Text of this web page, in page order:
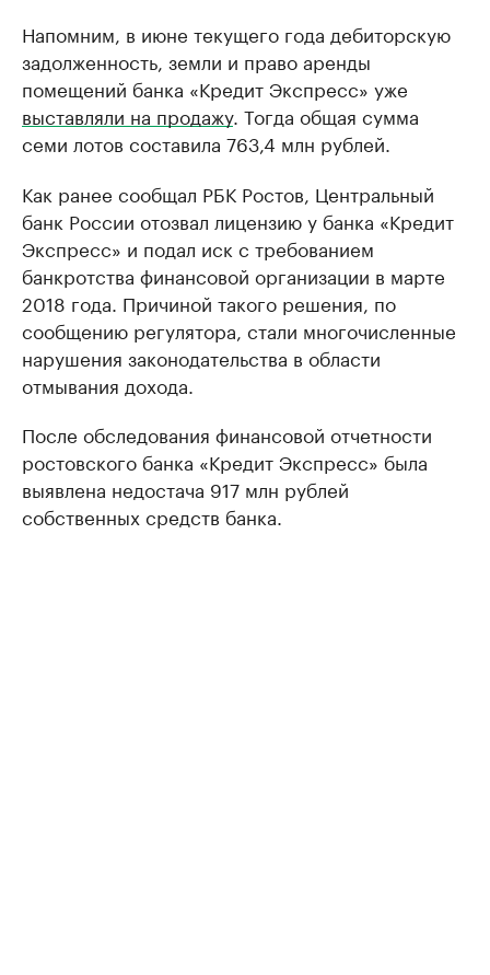
Напомним, в июне текущего года дебиторскую
задолженность, земли и право аренды
помещений банка «Кредит Экспресс» уже
выставляли на продажу. Тогда общая сумма
семи лотов составила 763,4 млн рублей.
Как ранее сообщал РБК Ростов, Центральный
банк России отозвал лицензию у банка «Кредит
Экспресс» и подал иск с требованием
банкротства финансовой организации в марте
2018 года. Причиной такого решения, по
сообщению регулятора, стали многочисленные
нарушения законодательства в области
отмывания дохода.
После обследования финансовой отчетности
ростовского банка «Кредит Экспресс» была
выявлена недостача 917 млн рублей
собственных средств банка.